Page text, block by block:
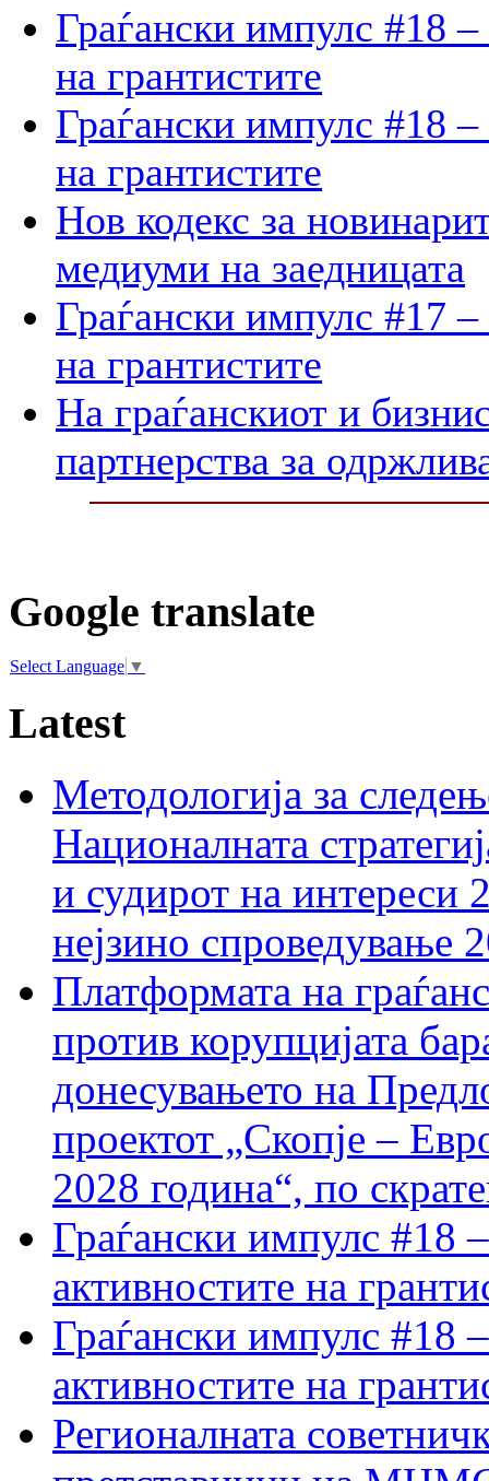
Граѓански импулс #18
на грантистите
Граѓански импулс #18
на грантистите
Нов кодекс за
медиуми на заедницата
Граѓански импулс #17
на грантистите
На граѓанскиот и
партнерства за
Google translate
Select Language ▼
Latest
Методологија за
Националната
и судирот на интереси
нејзино спроведување
Платформата на
против корупцијата
донесувањето на
проектот „Скопје –
2028 година“, по
Граѓански импулс #18
активностите на
Граѓански импулс #18
активностите на
Регионалната